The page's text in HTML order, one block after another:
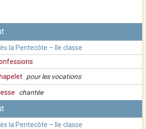
la Pentecôte – IIe classe
pour les vocations
chantée
la Pentecôte – IIe classe